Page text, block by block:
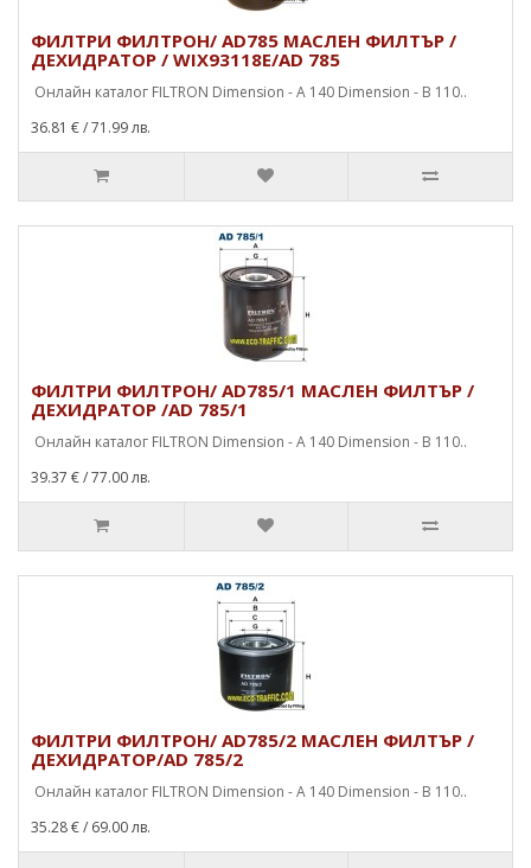
ФИЛТРИ ФИЛТРОН/ AD785 МАСЛЕН ФИЛТЪР /
ДЕХИДРАТОР / WIX93118E/AD 785
Онлайн каталог FILTRON Dimension - A 140 Dimension - B 110..
36.81 €/ 71.99 лв.
ФИЛТРИ ФИЛТРОН/ AD785/1 МАСЛЕН ФИЛТЪР /
ДЕХИДРАТОР /AD 785/1
Онлайн каталог FILTRON Dimension - A 140 Dimension - B 110..
39.37 €/ 77.00 лв.
ФИЛТРИ ФИЛТРОН/ AD785/2 МАСЛЕН ФИЛТЪР /
ДЕХИДРАТОР/AD 785/2
Онлайн каталог FILTRON Dimension - A 140 Dimension - B 110..
35.28 €/ 69.00 лв.